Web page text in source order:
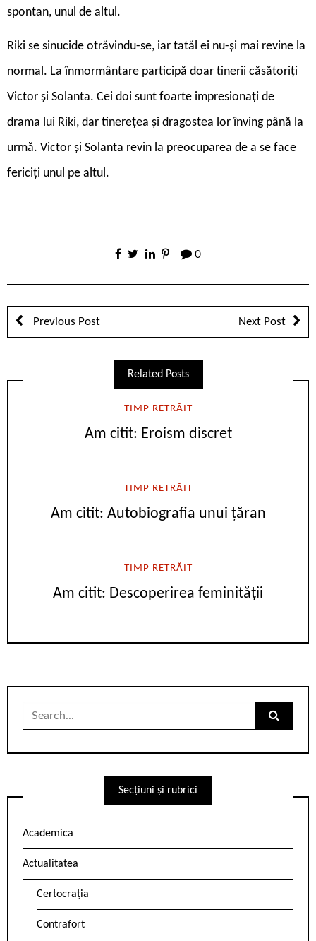
spontan, unul de altul.
Riki se sinucide otrăvindu-se, iar tatăl ei nu-și mai revine la
normal. La înmormântare participă doar tinerii căsătoriți
Victor și Solanta. Cei doi sunt foarte impresionați de
drama lui Riki, dar tinerețea și dragostea lor înving până la
urmă. Victor și Solanta revin la preocuparea de a se face
fericiți unul pe altul.
0
Previous Post Next Post
Related Posts
TIMP RETRĂIT
Am citit: Eroism discret
TIMP RETRĂIT
Am citit: Autobiografia unui țăran
TIMP RETRĂIT
Am citit: Descoperirea feminității
Search
Secțiuni și rubrici
Academica
Actualitatea
Certocrația
Contrafort